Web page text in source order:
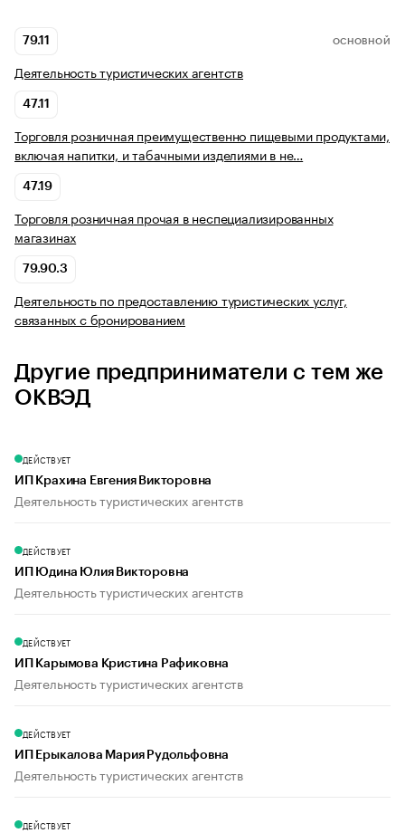
79.11 ОСНОВНОЙ
Деятельность туристических агентств
47.11
Торговля розничная преимущественно пищевыми продуктами,
включая напитки, и табачными изделиями в не…
47.19
Торговля розничная прочая в неспециализированных
магазинах
79.90.3
Деятельность по предоставлению туристических услуг,
связанных с бронированием
Другие предприниматели с тем же
ОКВЭД
ДЕЙСТВУЕТ
ИП Крахина Евгения Викторовна
Деятельность туристических агентств
ДЕЙСТВУЕТ
ИП Юдина Юлия Викторовна
Деятельность туристических агентств
ДЕЙСТВУЕТ
ИП Карымова Кристина Рафиковна
Деятельность туристических агентств
ДЕЙСТВУЕТ
ИП Ерыкалова Мария Рудольфовна
Деятельность туристических агентств
ДЕЙСТВУЕТ